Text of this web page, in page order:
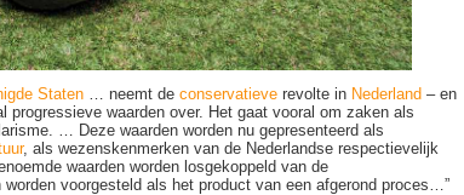
Staten … neemt deconservatieve revolte in Nederland – en
progressieve waarden over. Het gaat vooral om zaken als
… Deze waarden worden nu gepresenteerd als
, als wezenskenmerken van de Nederlandse respectievelijk
waarden worden losgekoppeld van de
voorgesteld als het product van een afgerond proces…”